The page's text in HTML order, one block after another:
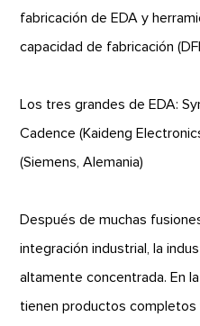
fabricación de EDA y
capacidad de fabricación
Los tres grandes de EDA:
Cadence (Kaideng
(Siemens, Alemania)
Después de muchas
integración industrial, la
altamente concentrada. En
tienen productos